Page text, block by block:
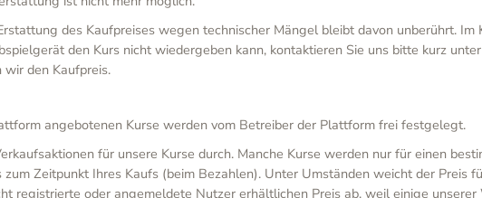
des Kaufpreises wegen technischer Mängel bleibt davon unberührt.
den Kurs nicht wiedergeben kann, kontaktieren Sie uns bitte kurz unter
den Kaufpreis.
angebotenen Kurse werden vom Betreiber der Plattform frei festgelegt.
für unsere Kurse durch. Manche Kurse werden nur für einen
Zeitpunkt Ihres Kaufs (beim Bezahlen). Unter Umständen weicht der Preis
registrierte oder angemeldete Nutzer erhältlichen Preis ab, weil einige